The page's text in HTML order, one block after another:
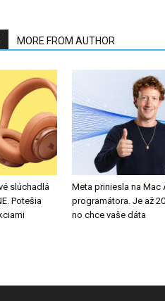
MORE FROM AUTHOR
slúchadlá
Potešia
Meta priniesla na Mac
programátora. Je až
no chce vaše dáta